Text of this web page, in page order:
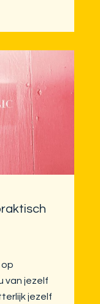
van jezelf
jezelf